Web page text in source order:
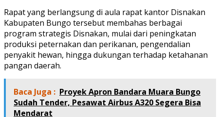
Rapat yang berlangsung di aula rapat kantor Disnakan
Kabupaten Bungo tersebut membahas berbagai
program strategis Disnakan, mulai dari peningkatan
produksi peternakan dan perikanan, pengendalian
penyakit hewan, hingga dukungan terhadap ketahanan
pangan daerah.
Baca Juga : Proyek Apron Bandara Muara Bungo
Sudah Tender, Pesawat Airbus A320 Segera Bisa
Mendarat